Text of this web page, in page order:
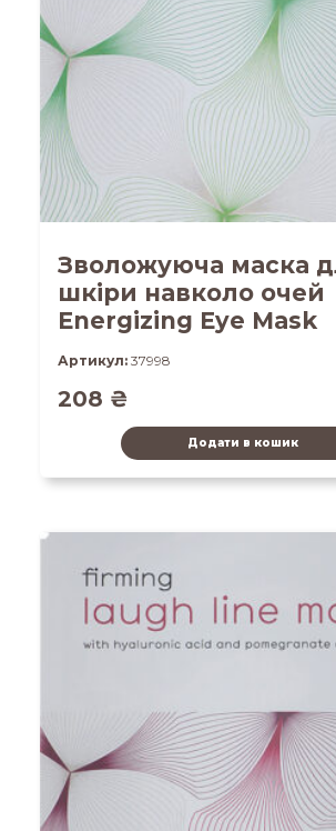
Зволожуюча маска
шкіри навколо очей
Energizing Eye Mask
Артикул: 37998
208 ₴
Додати в кошик